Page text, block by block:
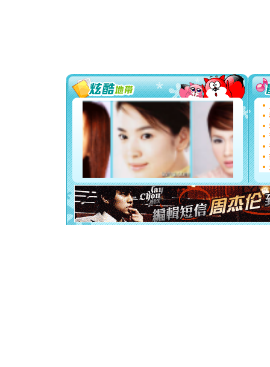
[圣诞节]
你太多
要平安！
[圣诞节]
能正大
都要快乐
[圣诞节]
如意,快
[元旦]
看
断电。
你是我
[元旦]如
起；二是
离。水晶
[元旦]当